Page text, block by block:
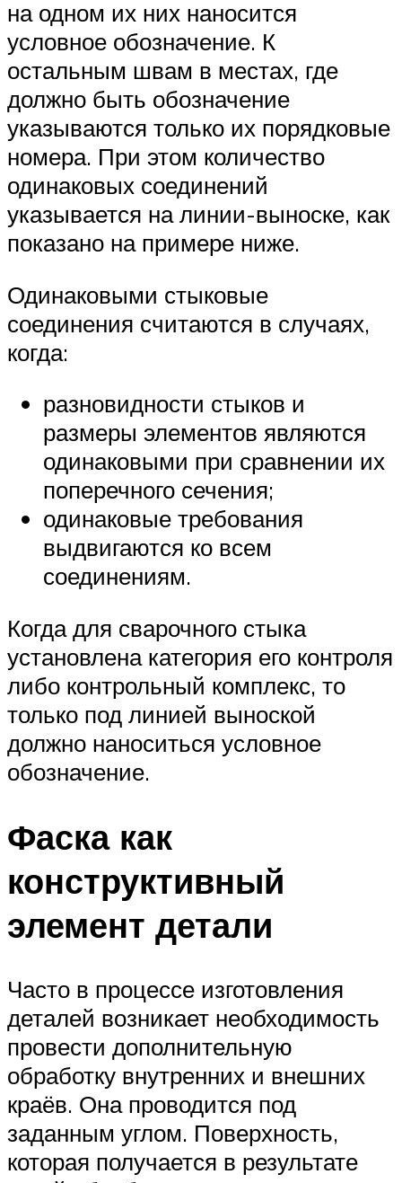
на одном их них наносится
условное обозначение. К
остальным швам в местах, где
должно быть обозначение
указываются только их порядковые
номера. При этом количество
одинаковых соединений
указывается на линии-выноске, как
показано на примере ниже.
Одинаковыми стыковые
соединения считаются в случаях,
когда:
разновидности стыков и
размеры элементов являются
одинаковыми при сравнении их
поперечного сечения;
одинаковые требования
выдвигаются ко всем
соединениям.
Когда для сварочного стыка
установлена категория его контроля
либо контрольный комплекс, то
только под линией выноской
должно наноситься условное
обозначение.
Фаска как
конструктивный
элемент детали
Часто в процессе изготовления
деталей возникает необходимость
провести дополнительную
обработку внутренних и внешних
краёв. Она проводится под
заданным углом. Поверхность,
которая получается в результате